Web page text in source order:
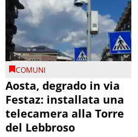
COMUNI
Aosta, degrado in via
Festaz: installata una
telecamera alla Torre
del Lebbroso